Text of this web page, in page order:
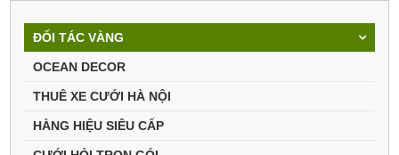
ĐỐI TÁC VÀNG
OCEAN DECOR
THUÊ XE CƯỚI HÀ NỘI
HÀNG HIỆU SIÊU CẤP